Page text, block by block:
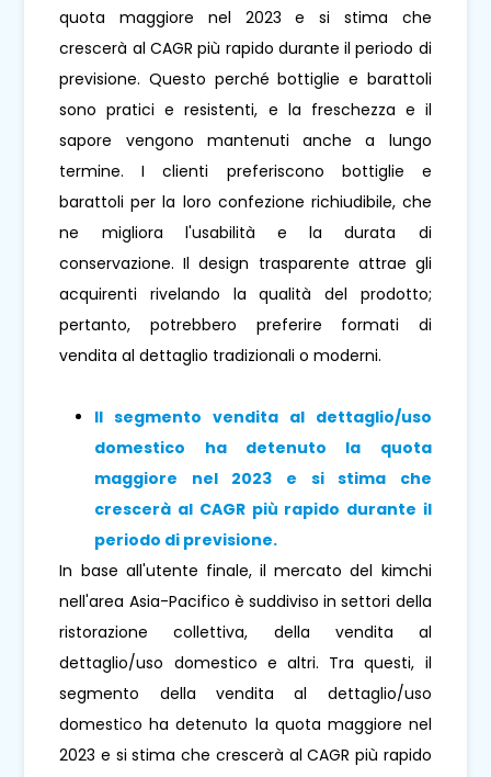
quota maggiore nel 2023 e si stima che
crescerà al CAGR più rapido durante il periodo di
previsione. Questo perché bottiglie e barattoli
sono pratici e resistenti, e la freschezza e il
sapore vengono mantenuti anche a lungo
termine. I clienti preferiscono bottiglie e
barattoli per la loro confezione richiudibile, che
ne migliora l'usabilità e la durata di
conservazione. Il design trasparente attrae gli
acquirenti rivelando la qualità del prodotto;
pertanto, potrebbero preferire formati di
vendita al dettaglio tradizionali o moderni.
Il segmento vendita al dettaglio/uso
domestico ha detenuto la quota
maggiore nel 2023 e si stima che
crescerà al CAGR più rapido durante il
periodo di previsione.
In base all'utente finale, il mercato del kimchi
nell'area Asia-Pacifico è suddiviso in settori della
ristorazione collettiva, della vendita al
dettaglio/uso domestico e altri. Tra questi, il
segmento della vendita al dettaglio/uso
domestico ha detenuto la quota maggiore nel
2023 e si stima che crescerà al CAGR più rapido